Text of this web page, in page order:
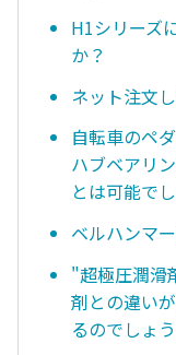
H1シリーズ
か？
ネット注文
自転車のペ
ハブベアリ
とは可能で
ベルハンマ
"超極圧潤滑
剤との違い
るのでしょ